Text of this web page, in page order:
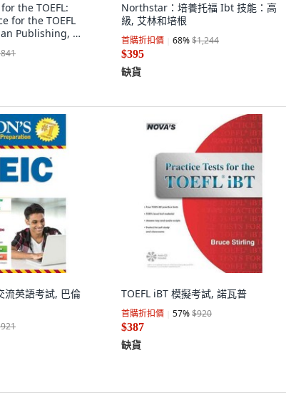
the TOEFL:
for the TOEFL
Publishing, 英
Northstar：培養托福 Ibt 技能：高
級, 艾林和培根
首購折扣價 68%$1,244
$395
缺貨
流英語考試, 巴倫
TOEFL iBT 模擬考試, 諾瓦普
首購折扣價 57%$920
$387
缺貨